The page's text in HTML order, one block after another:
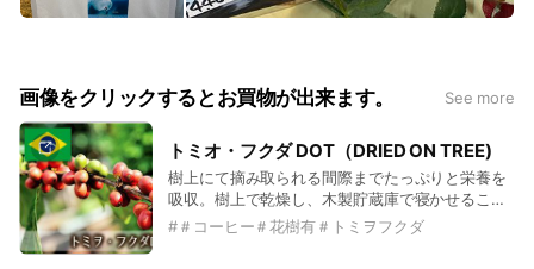
TEL023-645-1187
画像をクリックするとお買物が出来ます。 See more
トミオ・フクダ DOT（DRIED ON TREE)
樹上にて摘み取られる間際までたっぷりと栄養を
吸収。樹上で乾燥し、木製貯蔵庫で寝かせること
で熟成されます。
#＃コーヒー＃花樹有＃トミヲフクダ